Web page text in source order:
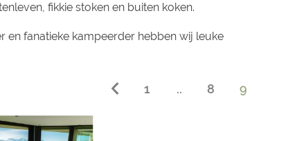
fikkie stoken en buiten koken.
en fanatieke kampeerder hebben wij leuke
1 .. 8 9